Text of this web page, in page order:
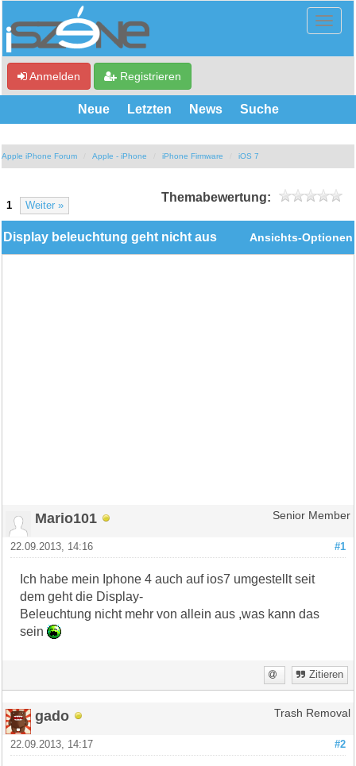
Anmelden Registrieren
Neue Letzten News Suche
Apple iPhone Forum Apple - iPhone iPhone Firmware iOS 7
1 Weiter »
Themabewertung:
Ansichts-Optionen
Display beleuchtung geht nicht aus
Mario101 Senior Member
#1
22.09.2013, 14:16
Ich habe mein Iphone 4 auch auf ios7 umgestellt seit
dem geht die Display-
Beleuchtung nicht mehr von allein aus ,was kann das
sein
Zitieren
gado Trash Removal
#2
22.09.2013, 14:17